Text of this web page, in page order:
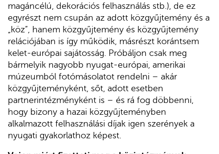
magáncélú, dekorációs felhasználás stb.), de ez
egyrészt nem csupán az adott közgyűjtemény és a
„köz”, hanem közgyűjtemény és közgyűjtemény
relációjában is így működik, másrészt korántsem
kelet-európai sajátosság. Próbáljon csak meg
bármelyik nagyobb nyugat-európai, amerikai
múzeumból fotómásolatot rendelni – akár
közgyűjteményként, sőt, adott esetben
partnerintézményként is – és rá fog döbbenni,
hogy bizony a hazai közgyűjteményben
alkalmazott felhasználási díjak igen szerények a
nyugati gyakorlathoz képest.